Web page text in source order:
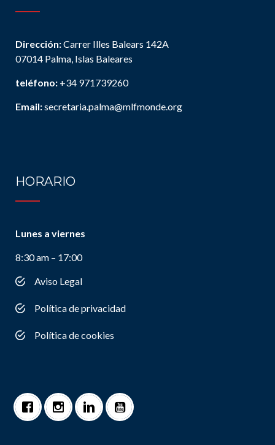
Dirección:Carrer Illes Balears 142A
07014 Palma, Islas Baleares
teléfono: +34 971739260
Email:secretaria.palma@mlfmonde.org
HORARIO
Lunes a viernes
8:30 am – 17:00
Aviso Legal
Política de privacidad
Política de cookies